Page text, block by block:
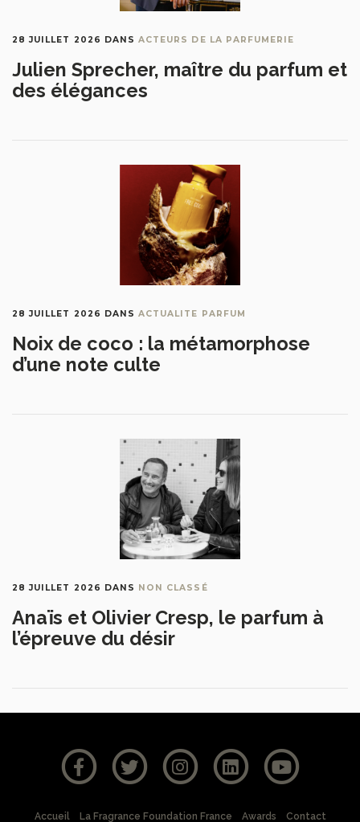
28 JUILLET 2026 DANSACTEURS DE LA PARFUMERIE
Julien Sprecher, maître du parfum et
des élégances
28 JUILLET 2026 DANSACTUALITE PARFUM
Noix de coco : la métamorphose
d’une note culte
28 JUILLET 2026 DANS NON CLASSÉ
Anaïs et Olivier Cresp, le parfum à
l’épreuve du désir
Accueil La Fragrance Foundation France Awards Contact